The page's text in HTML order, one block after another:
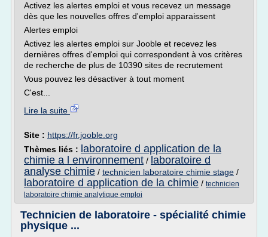
Activez les alertes emploi et vous recevez un message
dès que les nouvelles offres d'emploi apparaissent
Alertes emploi
Activez les alertes emploi sur Jooble et recevez les
dernières offres d'emploi qui correspondent à vos critères
de recherche de plus de 10390 sites de recrutement
Vous pouvez les désactiver à tout moment
C'est...
Lire la suite
Site : https://fr.jooble.org
Thèmes liés : laboratoire d application de la
chimie a l environnement / laboratoire d
analyse chimie / technicien laboratoire chimie stage /
laboratoire d application de la chimie / technicien
laboratoire chimie analytique emploi
Technicien de laboratoire - spécialité chimie
physique ...